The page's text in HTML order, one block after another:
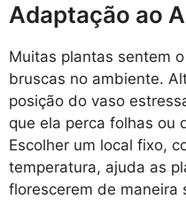
Adaptação ao
Muitas plantas sentem
bruscas no ambiente.
posição do vaso
que ela perca folhas ou
Escolher um local fixo,
temperatura, ajuda as
florescerem de maneira